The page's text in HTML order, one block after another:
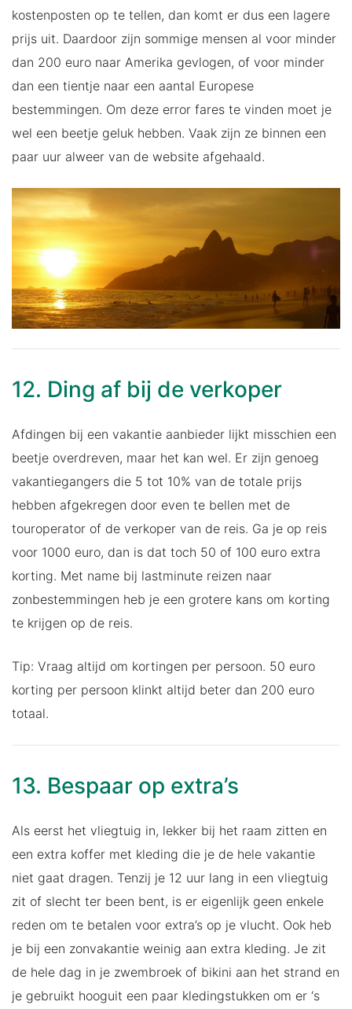
kostenposten op te tellen, dan komt er dus een lagere
prijs uit. Daardoor zijn sommige mensen al voor minder
dan 200 euro naar Amerika gevlogen, of voor minder
dan een tientje naar een aantal Europese
bestemmingen. Om deze error fares te vinden moet je
wel een beetje geluk hebben. Vaak zijn ze binnen een
paar uur alweer van de website afgehaald.
12. Ding af bij de verkoper
Afdingen bij een vakantie aanbieder lijkt misschien een
beetje overdreven, maar het kan wel. Er zijn genoeg
vakantiegangers die 5 tot 10% van de totale prijs
hebben afgekregen door even te bellen met de
touroperator of de verkoper van de reis. Ga je op reis
voor 1000 euro, dan is dat toch 50 of 100 euro extra
korting. Met name bij lastminute reizen naar
zonbestemmingen heb je een grotere kans om korting
te krijgen op de reis.
Tip: Vraag altijd om kortingen per persoon. 50 euro
korting per persoon klinkt altijd beter dan 200 euro
totaal.
13. Bespaar op extra’s
Als eerst het vliegtuig in, lekker bij het raam zitten en
een extra koffer met kleding die je de hele vakantie
niet gaat dragen. Tenzij je 12 uur lang in een vliegtuig
zit of slecht ter been bent, is er eigenlijk geen enkele
reden om te betalen voor extra’s op je vlucht. Ook heb
je bij een zonvakantie weinig aan extra kleding. Je zit
de hele dag in je zwembroek of bikini aan het strand en
je gebruikt hooguit een paar kledingstukken om er ‘s